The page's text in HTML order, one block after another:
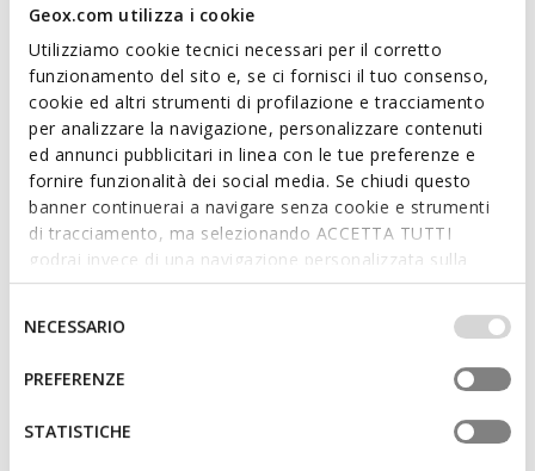
Geox.com utilizza i cookie
Utilizziamo cookie tecnici necessari per il corretto
funzionamento del sito e, se ci fornisci il tuo consenso,
cookie ed altri strumenti di profilazione e tracciamento
per analizzare la navigazione, personalizzare contenuti
ed annunci pubblicitari in linea con le tue preferenze e
fornire funzionalità dei social media. Se chiudi questo
banner continuerai a navigare senza cookie e strumenti
di tracciamento, ma selezionando ACCETTA TUTTI
godrai invece di una navigazione personalizzata sulla
base dei tuoi gusti ed interessi. Selezionando
IMPOSTAZIONI potrai anche scegliere quali cookies ed
altri strumenti di tracciamento autorizzare. Per maggiori
informazioni o per modificare in qualsiasi momento le
tue impostazioni, visita la nostra
consenso
NECESSARIO
PREFERENZE
STATISTICHE
zeitgemäßem Design. Walk Pleasure B eignet sich sowohl für
besondere Anlässe als auch für den Business-Look.
PRODUKTCODE: U657KA00043C9999
Mehr anzeigen
Eigenschaften
Verbesserte Stoßdämpfung dank Zero Shock System
Verschluss mit Schnürsenkeln
Materialien
Technologien